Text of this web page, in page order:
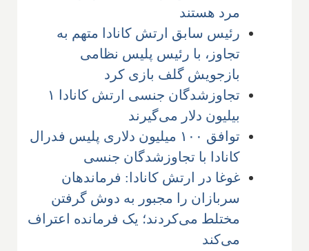
مرد هستند
رئیس سابق ارتش کانادا متهم به
تجاوز، با رئیس پلیس نظامی
بازجویش گلف بازی کرد
تجاوزشدگان جنسی ارتش کانادا ۱
بیلیون دلار می‌گیرند
توافق ۱۰۰ میلیون دلاری پلیس فدرال
کانادا با تجاوزشدگان جنسی
غوغا در ارتش کانادا: فرماندهان
سربازان را مجبور به دوش گرفتن
مختلط می‌کردند؛ یک فرمانده اعتراف
می‌کند